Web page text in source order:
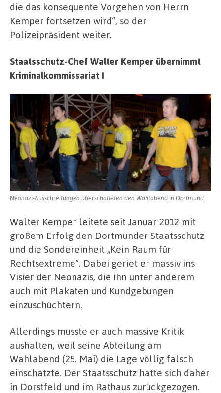
die das konsequente Vorgehen von Herrn
Kemper fortsetzen wird“, so der
Polizeipräsident weiter.
Staatsschutz-Chef Walter Kemper übernimmt
Kriminalkommissariat I
Neonazi-Ausschreitungen überschatteten den Wahlabend in Dortmund.
Walter Kemper leitete seit Januar 2012 mit
großem Erfolg den Dortmunder Staatsschutz
und die Sondereinheit „Kein Raum für
Rechtsextreme“. Dabei geriet er massiv ins
Visier der Neonazis, die ihn unter anderem
auch mit Plakaten und Kundgebungen
einzuschüchtern.
Allerdings musste er auch massive Kritik
aushalten, weil seine Abteilung am
Wahlabend (25. Mai) die Lage völlig falsch
einschätzte. Der Staatsschutz hatte sich daher
in Dorstfeld und im Rathaus zurückgezogen.